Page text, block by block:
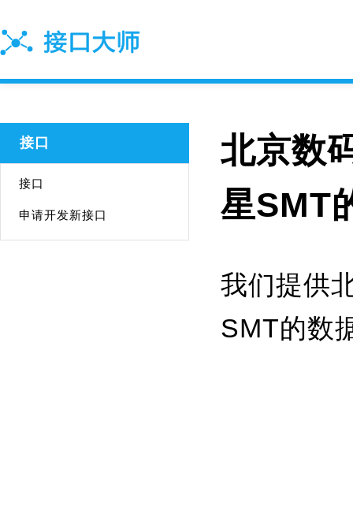
接口
接口
申请开发新接口
北京数
星SMT
我们提供
SMT的数